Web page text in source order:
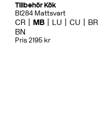
Tillbehör Kök
BI284 Mattsvart
CR MB LU CU BR
BN
Pris 2195 kr